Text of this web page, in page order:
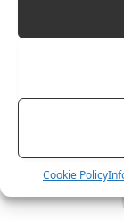
Cookie Policy